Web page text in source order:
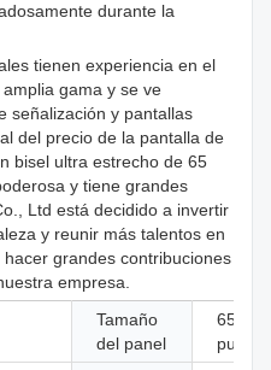
durante la
tienen experiencia en el
gama y se ve
señalización y pantallas
del precio de la pantalla de
bisel ultra estrecho de 65
y tiene grandes
Ltd está decidido a invertir
y reunir más talentos en
grandes contribuciones
empresa.
Tamaño
del panel
65